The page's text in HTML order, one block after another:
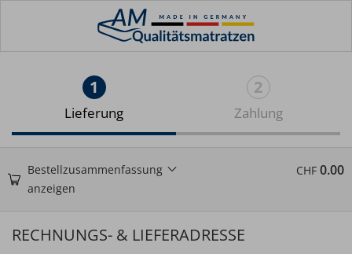
1
Lieferung
2
Zahlung
Bestellzusammenfassung
anzeigen
CHF 0.00
RECHNUNGS- & LIEFERADRESSE